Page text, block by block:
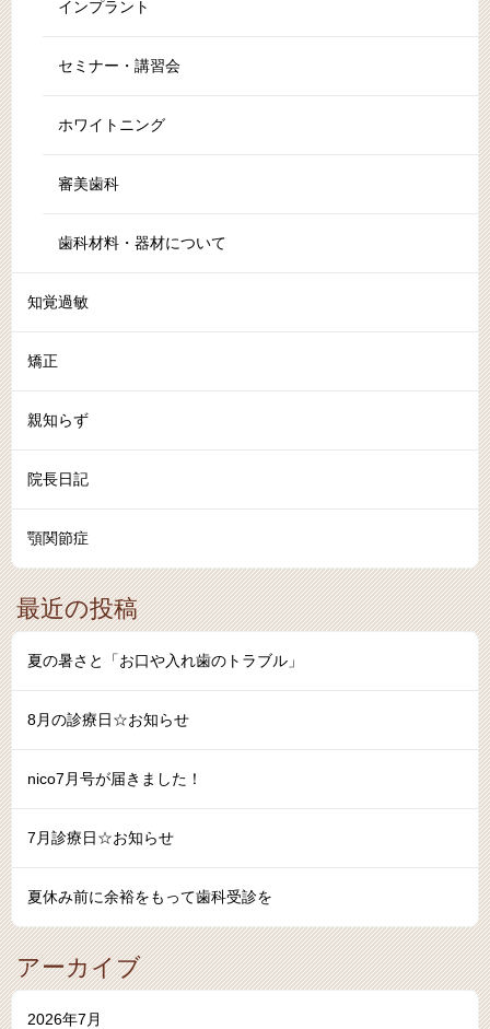
インプラント
セミナー・講習会
ホワイトニング
審美歯科
歯科材料・器材について
知覚過敏
矯正
親知らず
院長日記
顎関節症
最近の投稿
夏の暑さと「お口や入れ歯のトラブル」
8月の診療日☆お知らせ
nico7月号が届きました！
7月診療日☆お知らせ
夏休み前に余裕をもって歯科受診を
アーカイブ
2026年7月